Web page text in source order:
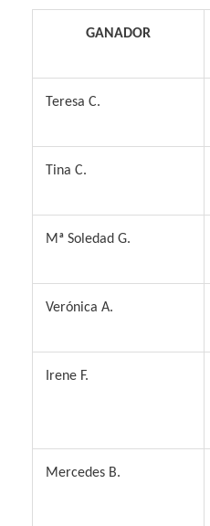
GANADOR
Teresa C.
ina C.
Mª Soledad G.
Verónica A.
rene F.
Mercedes B.